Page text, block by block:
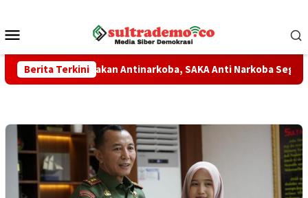
konten
Mobile
Berita Terkini
Gerakan Antinarkoba, SAKA Anti Narkoba Segera